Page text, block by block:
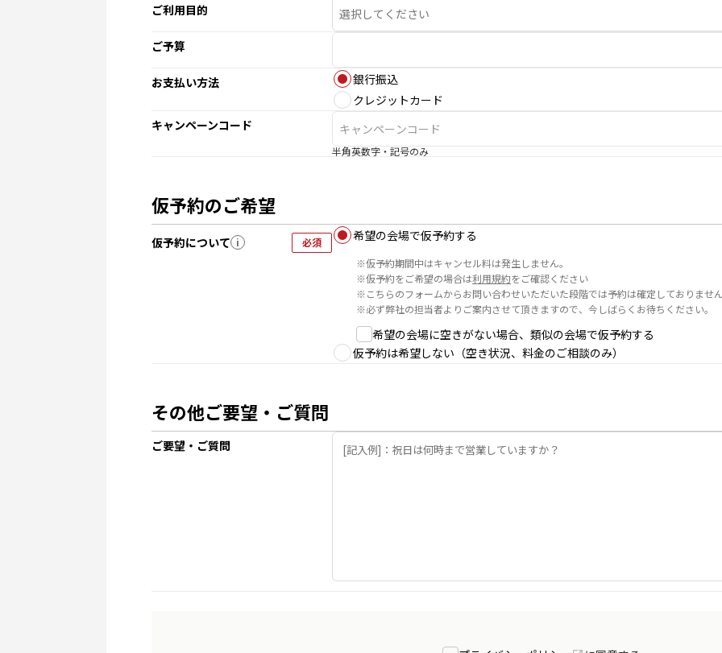
ご利用目的
ご予算
お支払い方法
銀行振込
クレジットカード
キャンペーンコード
半角英数字・記号のみ
仮予約のご希望
仮予約について i 必須 希望の会場で仮予約する
※仮予約期間中はキャンセル料は発生しません。
※仮予約をご希望の場合は利用規約をご確認ください
※こちらのフォームからお問い合わせいただいた段階では予約は確定しておりませ
※必ず弊社の担当者よりご案内させて頂きますので、今しばらくお待ちください。
希望の会場に空きがない場合、類似の会場で仮予約する
仮予約は希望しない（空き状況、料金のご相談のみ）
その他ご要望・ご質問
ご要望・ご質問